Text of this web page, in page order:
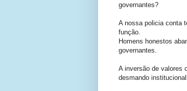
governantes?
A nossa policia conta
função.
Homens honestos
governantes.
A inversão de valores
desmando